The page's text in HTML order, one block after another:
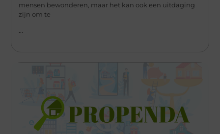
mensen bewonderen, maar het kan ook een uitdaging
zijn om te